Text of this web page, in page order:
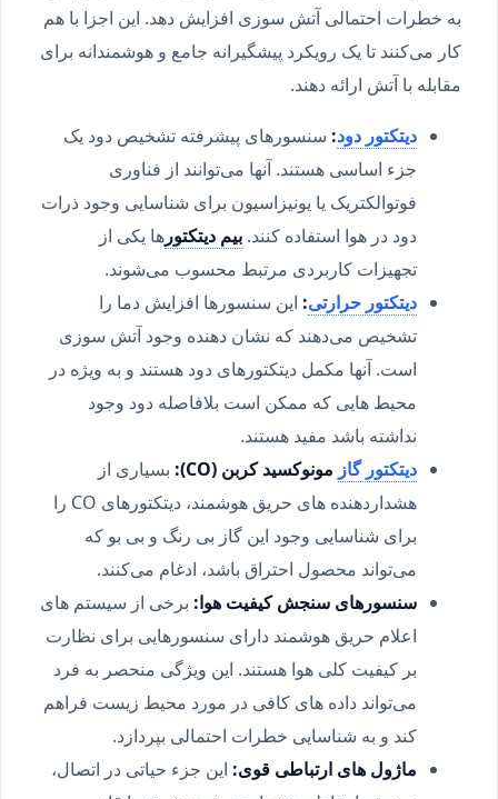
به خطرات احتمالی آتش سوزی افزایش دهد. این اجزا با هم
کار می‌کنند تا یک رویکرد پیشگیرانه جامع و هوشمندانه برای
مقابله با آتش ارائه دهند.
دیتکتور دود:سنسورهای پیشرفته تشخیص دود یک
جزء اساسی هستند. آنها می‌توانند از فناوری
فوتوالکتریک یا یونیزاسیون برای شناسایی وجود ذرات
دود در هوا استفاده کنند. بیم دیتکتورها یکی از
تجهیزات کاربردی مرتبط محسوب می‌شوند.
دیتکتور حرارتی:این سنسورها افزایش دما را
تشخیص می‌دهند که نشان دهنده وجود آتش سوزی
است. آنها مکمل دیتکتورهای دود هستند و به ویژه در
محیط هایی که ممکن است بلافاصله دود وجود
نداشته باشد مفید هستند.
دیتکتور گاز مونوکسید کربن (CO):
بسیاری از
هشداردهنده های حریق هوشمند، دیتکتورهای CO را
برای شناسایی وجود این گاز بی رنگ و بی بو که
می‌تواند محصول احتراق باشد، ادغام می‌کنند.
سنسورهای سنجش کیفیت هوا:برخی از سیستم های
اعلام حریق هوشمند دارای سنسورهایی برای نظارت
بر کیفیت کلی هوا هستند. این ویژگی منحصر به فرد
می‌تواند داده های کافی در مورد محیط زیست فراهم
کند و به شناسایی خطرات احتمالی بپردازد.
ماژول های ارتباطی قوی:این جزء حیاتی در اتصال،